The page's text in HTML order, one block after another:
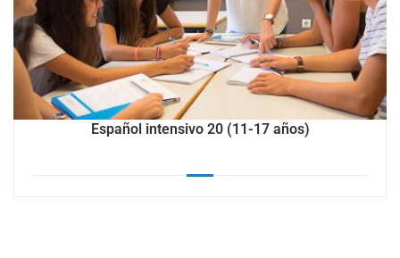
Español intensivo 20 (11-17 años)